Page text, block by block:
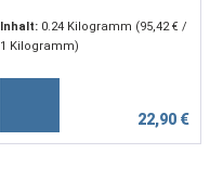
Inhalt: 0.24 Kilogramm (95,42 € /
1 Kilogramm)
22,90 €